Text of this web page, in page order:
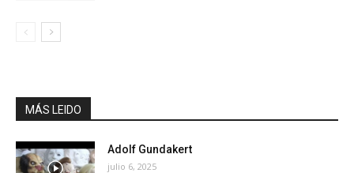
MÁS LEIDO
Adolf Gundakert
julio 6, 2025